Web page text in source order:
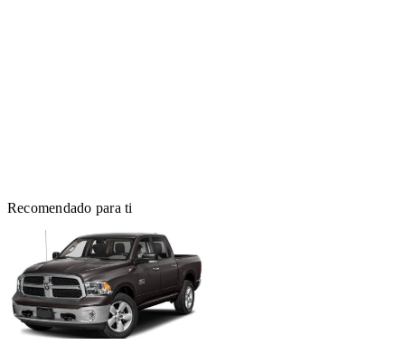
Recomendado para ti